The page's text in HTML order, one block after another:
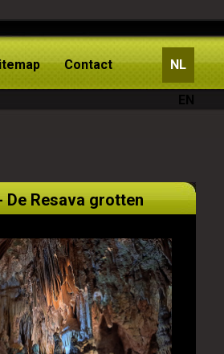
Contact NL
EN
De Resava grotten